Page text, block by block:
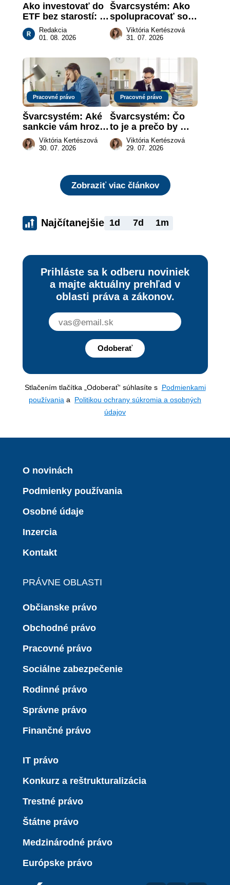
Ako investovať do
ETF bez starostí:
Investičné plány,
ktoré urobia prácu
Redakcia
01. 08. 2026
Švarcsystém: Ako
spolupracovať so
živnostníkom
legálne a bez
Viktória Kertészová
31. 07. 2026
Pracovné právo
Švarcsystém: Aké
sankcie vám hrozia
a prečo nestačí
zaplatiť pokutu?
Viktória Kertészová
30. 07. 2026
Pracovné právo
Švarcsystém: Čo
to je a prečo by
vás to malo
zaujímať
Viktória Kertészová
29. 07. 2026
Zobraziť viac článkov
Najčítanejšie 1d 7d 1m
Prihláste sa k odberu noviniek
a majte aktuálny prehľad v
oblasti práva a zákonov.
Odoberať
Stlačením tlačítka „Odoberať“ súhlasíte s Podmienkami
používania a Politikou ochrany súkromia a osobných
údajov
O novinách
Podmienky používania
Osobné údaje
Inzercia
Kontakt
PRÁVNE OBLASTI
Občianske právo
Obchodné právo
Pracovné právo
Sociálne zabezpečenie
Rodinné právo
Správne právo
Finančné právo
IT právo
Konkurz a reštrukturalizácia
Trestné právo
Štátne právo
Medzinárodné právo
Európske právo